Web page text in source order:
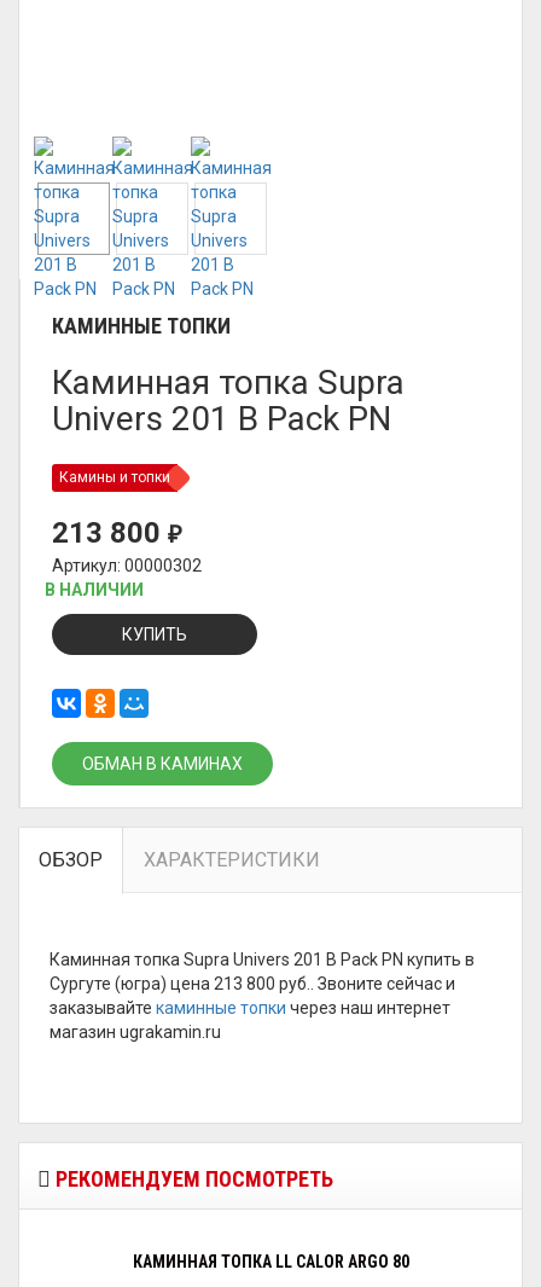
КАМИННЫЕ ТОПКИ
Каминная топка Supra
Univers 201 B Pack PN
Камины и топки
213 800 ₽
Артикул: 00000302
В НАЛИЧИИ
КУПИТЬ
ОБМАН В КАМИНАХ
ОБЗОР ХАРАКТЕРИСТИКИ
Каминная топка Supra Univers 201 B Pack PN купить в
Сургуте (югра) цена 213 800 руб.. Звоните сейчас и
заказывайте каминные топки через наш интернет
магазин ugrakamin.ru
РЕКОМЕНДУЕМ ПОСМОТРЕТЬ
КАМИННАЯ ТОПКА LL CALOR ARGO 80